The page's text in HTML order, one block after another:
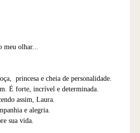
meu olhar...
princesa e cheia de personalidade.
É forte, incrível e determinada.
assim, Laura.
e alegria.
sua vida.